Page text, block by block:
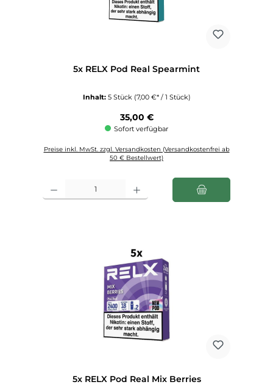
5x RELX Pod Real Spearmint
Inhalt: 5 Stück (7,00 €* / 1 Stück)
Regulärer Preis:
35,00 €
Sofort verfügbar
Preise inkl. MwSt. zzgl. Versandkosten (Versandkostenfrei ab
50 € Bestellwert)
5x RELX Pod Real Mix Berries